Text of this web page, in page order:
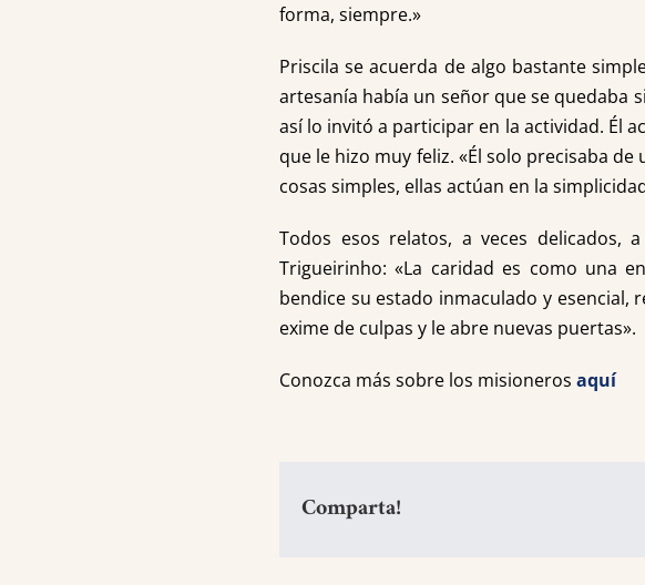
forma, siempre.»
Priscila se acuerda de algo bastante
artesanía había un señor que se quedaba
así lo invitó a participar en la actividad. Él
que le hizo muy feliz. «Él solo precisaba
cosas simples, ellas actúan en la
Todos esos relatos, a veces delicados,
Trigueirinho: «La caridad es como una
bendice su estado inmaculado y esencial,
exime de culpas y le abre nuevas puertas».
Conozca más sobre los misioneros aquí
Comparta!